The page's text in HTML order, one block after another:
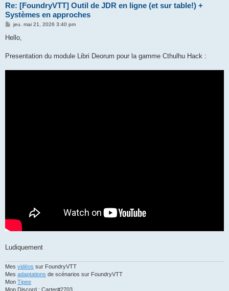
Re: [FoundryVTT] Outil de JDR en ligne (et sur table!) +
Systèmes en approches
M
s
g
jeu. mai 21, 2026 3:40 pm
Hello,
Presentation du module Libri Deorum pour la gamme Cthulhu Hack :
Ludiquement
Mes vidéos sur FoundryVTT
Mes adaptations de scénarios sur FoundryVTT
Mon Tipee
Mon Discord : Carter#2703